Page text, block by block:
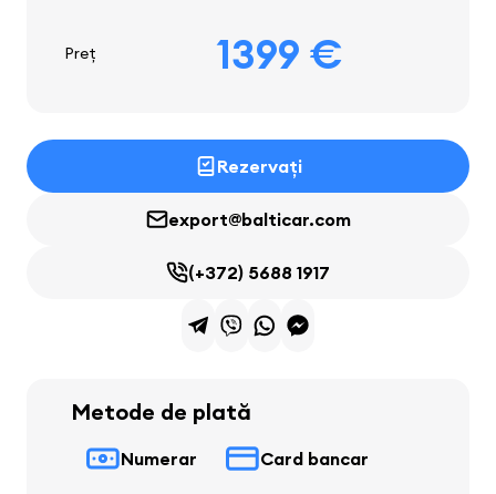
Preț 1399 €
Rezervați
export@balticar.com
(+372) 5688 1917
Metode de plată
Numerar Card bancar